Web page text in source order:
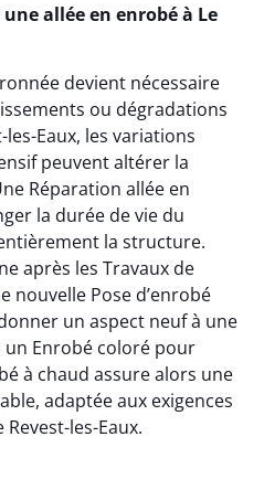
allée en enrobé à Le
devient nécessaire
ou dégradations
Eaux, les variations
peuvent altérer la
Réparation allée en
la durée de vie du
la structure.
après les Travaux de
nouvelle Pose d’enrobé
un aspect neuf à une
Enrobé coloré pour
à chaud assure alors une
adaptée aux exigences
les-Eaux.